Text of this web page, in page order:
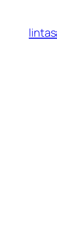
konten